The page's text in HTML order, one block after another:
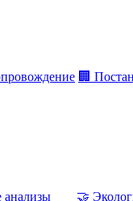
🏢
анализы 🤝